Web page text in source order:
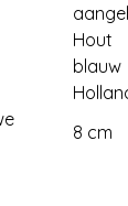
Hout
blauw
8 cm